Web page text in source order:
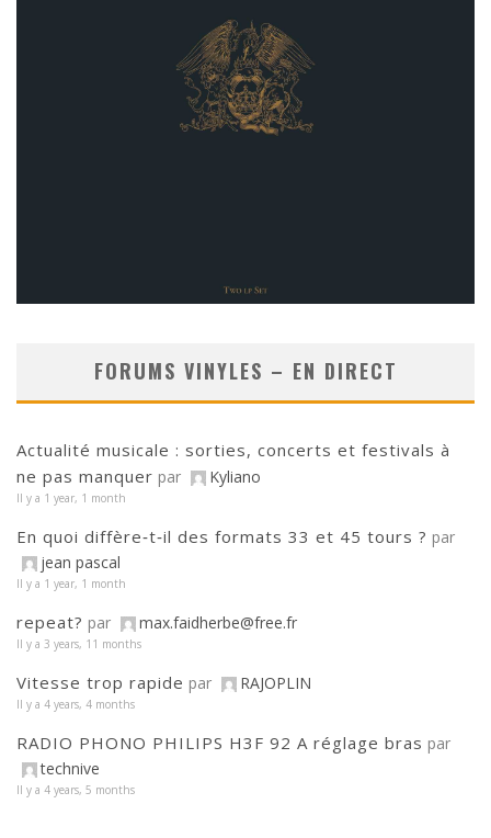
FORUMS VINYLES – EN DIRECT
Actualité musicale : sorties, concerts et festivals à
ne pas manquer par Kyliano
Il y a 1 year, 1 month
En quoi diffère‑t‑il des formats 33 et 45 tours ? par
jean pascal
Il y a 1 year, 1 month
repeat? par max.faidherbe@free.fr
Il y a 3 years, 11 months
Vitesse trop rapide par RAJOPLIN
Il y a 4 years, 4 months
RADIO PHONO PHILIPS H3F 92 A réglage bras par
technive
Il y a 4 years, 5 months